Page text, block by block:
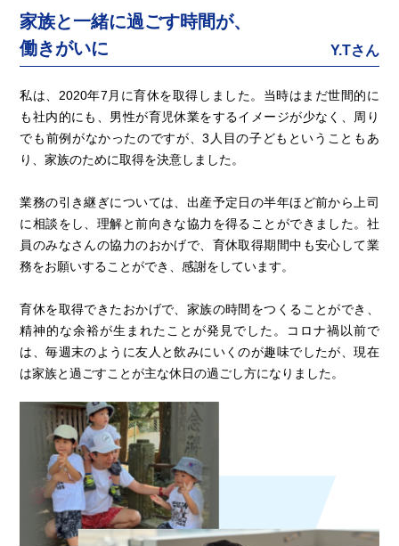
家族と一緒に過ごす時間が、
働きがいに
Y.Tさん
私は、2020年7月に育休を取得しました。当時はまだ世間的に
も社内的にも、男性が育児休業をするイメージが少なく、周り
でも前例がなかったのですが、3人目の子どもということもあ
り、家族のために取得を決意しました。
業務の引き継ぎについては、出産予定日の半年ほど前から上司
に相談をし、理解と前向きな協力を得ることができました。社
員のみなさんの協力のおかげで、育休取得期間中も安心して業
務をお願いすることができ、感謝をしています。
育休を取得できたおかげで、家族の時間をつくることができ、
精神的な余裕が生まれたことが発見でした。コロナ禍以前で
は、毎週末のように友人と飲みにいくのが趣味でしたが、現在
は家族と過ごすことが主な休日の過ごし方になりました。